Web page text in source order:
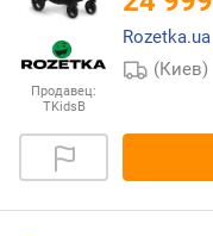
Продавец:
TKidsB
Rozetka.ua
(Киев)